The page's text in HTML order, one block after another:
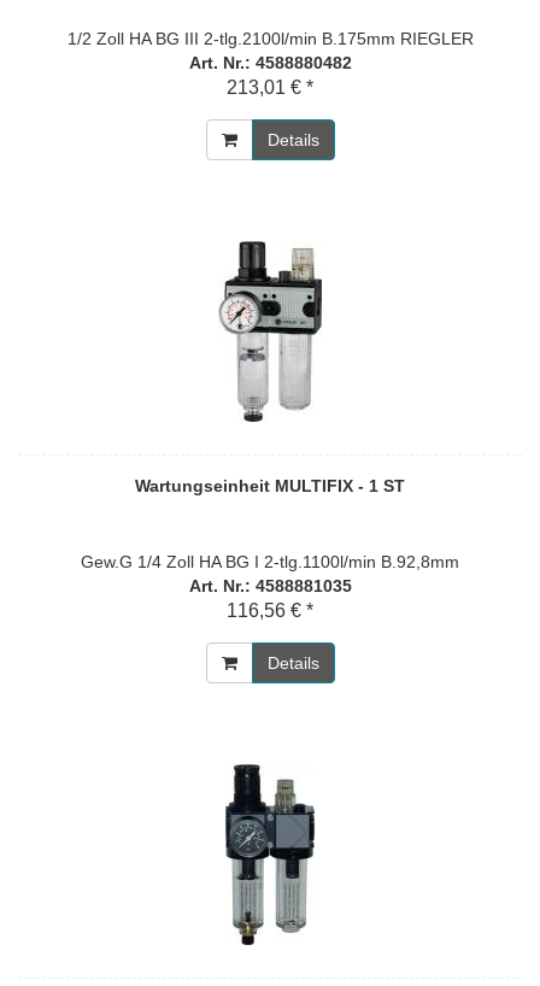
1/2 Zoll HA BG III 2-tlg.2100l/min B.175mm RIEGLER
Art. Nr.: 4588880482
213,01 € *
Details
Wartungseinheit MULTIFIX - 1 ST
Gew.G 1/4 Zoll HA BG I 2-tlg.1100l/min B.92,8mm
Art. Nr.: 4588881035
116,56 € *
Details